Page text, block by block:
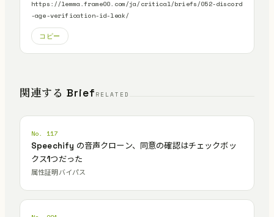
https://lemma.frame00.com/ja/critical/briefs/052-discord
-age-verification-id-leak/
コピー
関連する Brief RELATED
No. 117
Speechify の音声クローン、同意の確認はチェックボッ
クス1つだった
属性証明バイパス